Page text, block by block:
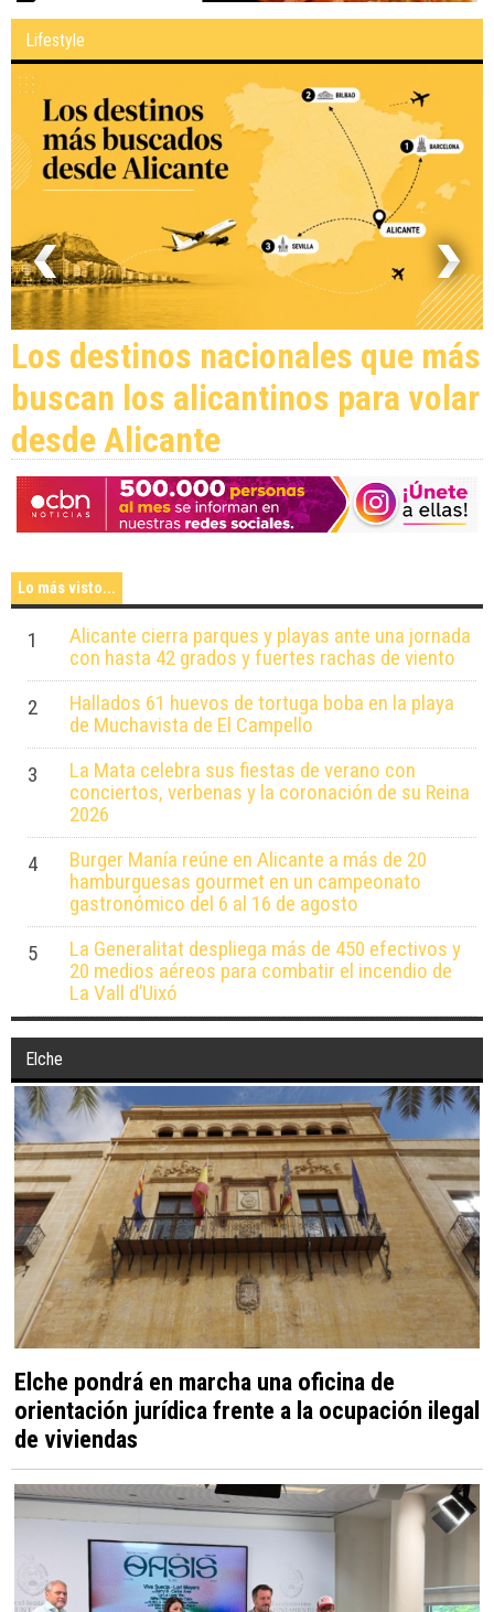
Lifestyle
Los destinos nacionales que más
buscan los alicantinos para volar
desde Alicante
Lo más visto...
1
Alicante cierra parques y playas ante una jornada
con hasta 42 grados y fuertes rachas de viento
2
Hallados 61 huevos de tortuga boba en la playa
de Muchavista de El Campello
3
La Mata celebra sus fiestas de verano con
conciertos, verbenas y la coronación de su Reina
2026
4
Burger Manía reúne en Alicante a más de 20
hamburguesas gourmet en un campeonato
gastronómico del 6 al 16 de agosto
5
La Generalitat despliega más de 450 efectivos y
20 medios aéreos para combatir el incendio de
La Vall d’Uixó
Elche pondrá en marcha una oficina de
orientación jurídica frente a la ocupación ilegal
de viviendas